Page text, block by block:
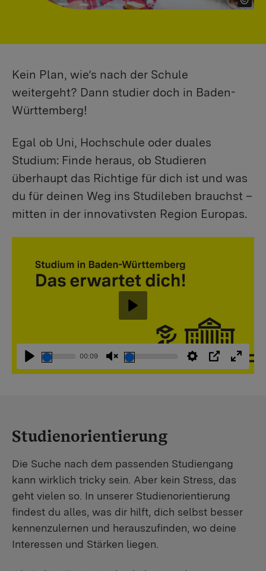
Kein Plan, wie’s nach der Schule
weitergeht? Dann studier doch in Baden-
Württemberg!
Egal ob Uni, Hochschule oder duales
Studium: Finde heraus, ob Studieren
überhaupt das Richtige für dich ist und was
du für deinen Weg ins Studileben brauchst –
mitten in der innovativsten Region Europas.
Abspielen
00:09
StummschaltungEinstellungen
PIP
Abspielen
Studienorientierung
Die Suche nach dem passenden Studiengang
kann wirklich tricky sein. Aber kein Stress, das
geht vielen so. In unserer Studienorientierung
findest du alles, was dir hilft, dich selbst besser
kennenzulernen und herauszufinden, wo deine
Interessen und Stärken liegen.